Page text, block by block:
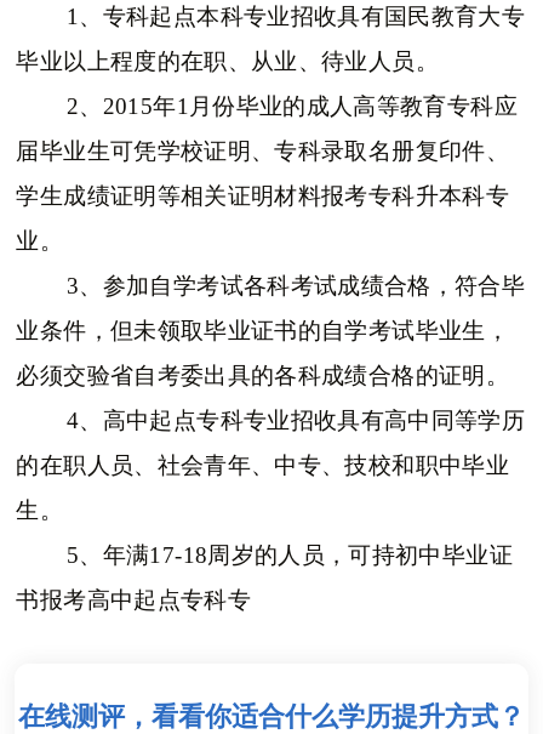
1、专科起点本科专业招收具有国民教育大专
毕业以上程度的在职、从业、待业人员。
2、2015年1月份毕业的成人高等教育专科应
届毕业生可凭学校证明、专科录取名册复印件、
学生成绩证明等相关证明材料报考专科升本科专
业。
3、参加自学考试各科考试成绩合格，符合毕
业条件，但未领取毕业证书的自学考试毕业生，
必须交验省自考委出具的各科成绩合格的证明。
4、高中起点专科专业招收具有高中同等学历
的在职人员、社会青年、中专、技校和职中毕业
生。
5、年满17-18周岁的人员，可持初中毕业证
书报考高中起点专科专
在线测评，看看你适合什么学历提升方式？